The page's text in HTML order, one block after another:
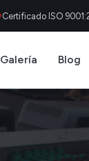
Certificado ISO
Galería Blog